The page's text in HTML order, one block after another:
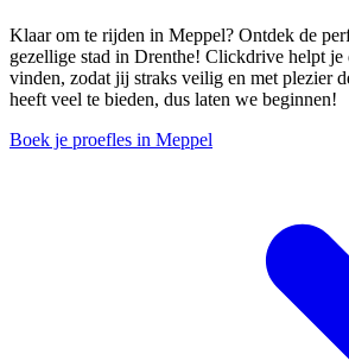
Klaar om te rijden in Meppel? Ontdek de
gezellige stad in Drenthe! Clickdrive helpt je
vinden, zodat jij straks veilig en met plezier
heeft veel te bieden, dus laten we beginnen!
Boek je proefles in Meppel